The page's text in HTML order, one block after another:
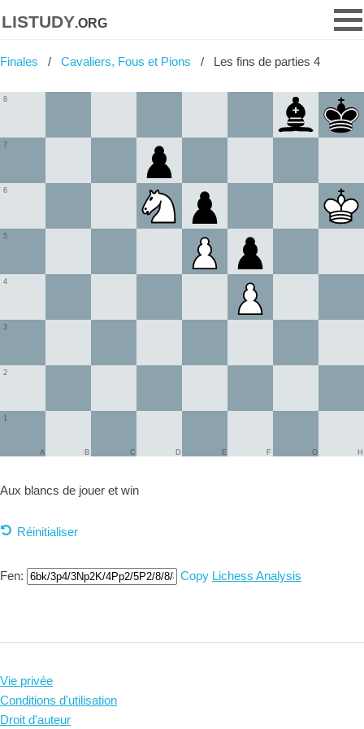
listudy.org
Finales Cavaliers, Fous et Pions Les fins de parties 4
1
2
3
4
5
6
7
8
A B C D E F G H
Aux blancs de jouer et win
Réinitialiser
Fen: Copy Lichess Analysis
Vie privée
Conditions d'utilisation
Droit d'auteur